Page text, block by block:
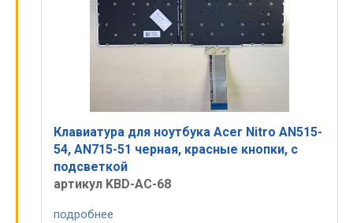
Клавиатура для ноутбука Acer Nitro AN515-
54, AN715-51 черная, красные кнопки, с
подсветкой
артикул KBD-AC-68
подробнее